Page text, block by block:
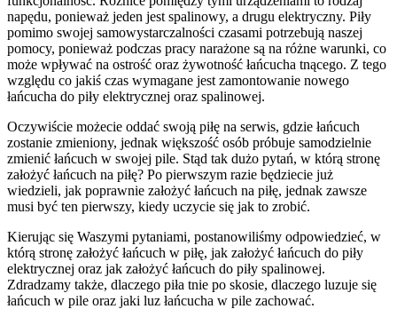
napędu, ponieważ jeden jest spalinowy, a drugu elektryczny. Piły
pomimo swojej samowystarczalności czasami potrzebują naszej
pomocy, ponieważ podczas pracy narażone są na różne warunki, co
może wpływać na ostrość oraz żywotność łańcucha tnącego. Z tego
względu co jakiś czas wymagane jest zamontowanie nowego
łańcucha do piły elektrycznej oraz spalinowej.
Oczywiście możecie oddać swoją piłę na serwis, gdzie łańcuch
zostanie zmieniony, jednak większość osób próbuje samodzielnie
zmienić łańcuch w swojej pile. Stąd tak dużo pytań, w którą stronę
założyć łańcuch na piłę? Po pierwszym razie będziecie już
wiedzieli, jak poprawnie założyć łańcuch na piłę, jednak zawsze
musi być ten pierwszy, kiedy uczycie się jak to zrobić.
Kierując się Waszymi pytaniami, postanowiliśmy odpowiedzieć, w
którą stronę założyć łańcuch w piłę, jak założyć łańcuch do piły
elektrycznej oraz jak założyć łańcuch do piły spalinowej.
Zdradzamy także, dlaczego piła tnie po skosie, dlaczego luzuje się
łańcuch w pile oraz jaki luz łańcucha w pile zachować.